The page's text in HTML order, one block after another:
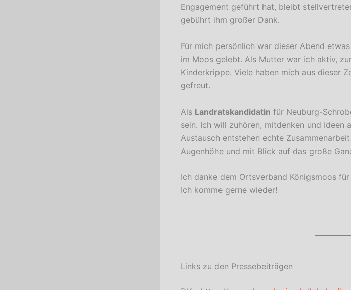
Engagement geführt hat, bleibt
gebührt ihm großer Dank.
Für mich persönlich war dieser Abend
im Moos gelebt. Als Mutter war ich aktiv,
Kinderkrippe. Viele haben mich aus dieser
gefreut.
Als Landratskandidatin für Neuburg-
sein. Ich will zuhören, mitdenken und Ideen
Austausch entstehen echte
Augenhöhe und mit Blick auf das große
Ich danke dem Ortsverband Königsmoos
Ich komme gerne wieder!
Links zu den Pressebeiträgen